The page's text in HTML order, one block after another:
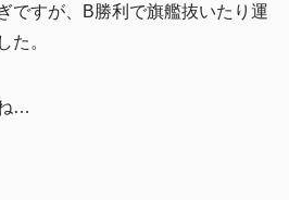
ですが、B勝利で旗艦抜いたり運
た。
…